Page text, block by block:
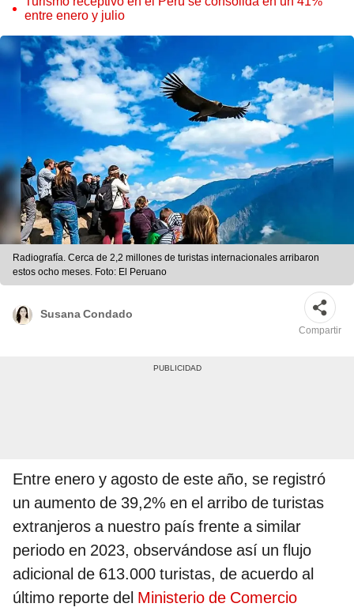
entre enero y julio
Radiografía. Cerca de 2,2 millones de turistas internacionales arribaron
estos ocho meses. Foto: El Peruano
Susana Condado
Compartir
Entre enero y agosto de este año, se registró
un aumento de 39,2% en el arribo de turistas
extranjeros a nuestro país frente a similar
periodo en 2023, observándose así un flujo
adicional de 613.000 turistas, de acuerdo al
último reporte del Ministerio de Comercio